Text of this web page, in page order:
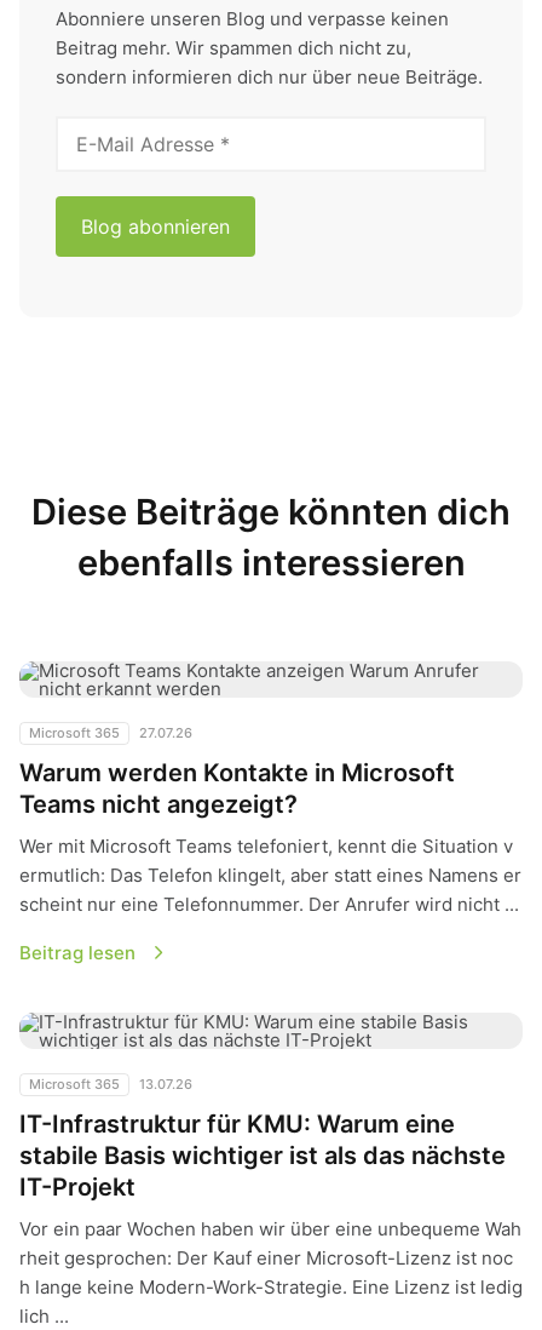
Abonniere unseren Blog und verpasse keinen
Beitrag mehr. Wir spammen dich nicht zu,
sondern informieren dich nur über neue Beiträge.
Diese Beiträge könnten dich
ebenfalls interessieren
Microsoft 365 27.07.26
Warum werden Kontakte in Microsoft
Teams nicht angezeigt?
Wer mit Microsoft Teams telefoniert, kennt die Situation v
ermutlich: Das Telefon klingelt, aber statt eines Namens er
scheint nur eine Telefonnummer. Der Anrufer wird nicht ...
Beitrag lesen
Warum werden Kontakte in Microsoft Teams nicht angezeigt?
Microsoft 365 13.07.26
IT-Infrastruktur für KMU: Warum eine
stabile Basis wichtiger ist als das nächste
IT-Projekt
Vor ein paar Wochen haben wir über eine unbequeme Wah
rheit gesprochen: Der Kauf einer Microsoft-Lizenz ist noc
h lange keine Modern-Work-Strategie. Eine Lizenz ist ledig
lich ...
IT-Infrastruktur für KMU: Warum eine stabile Basis wichtiger